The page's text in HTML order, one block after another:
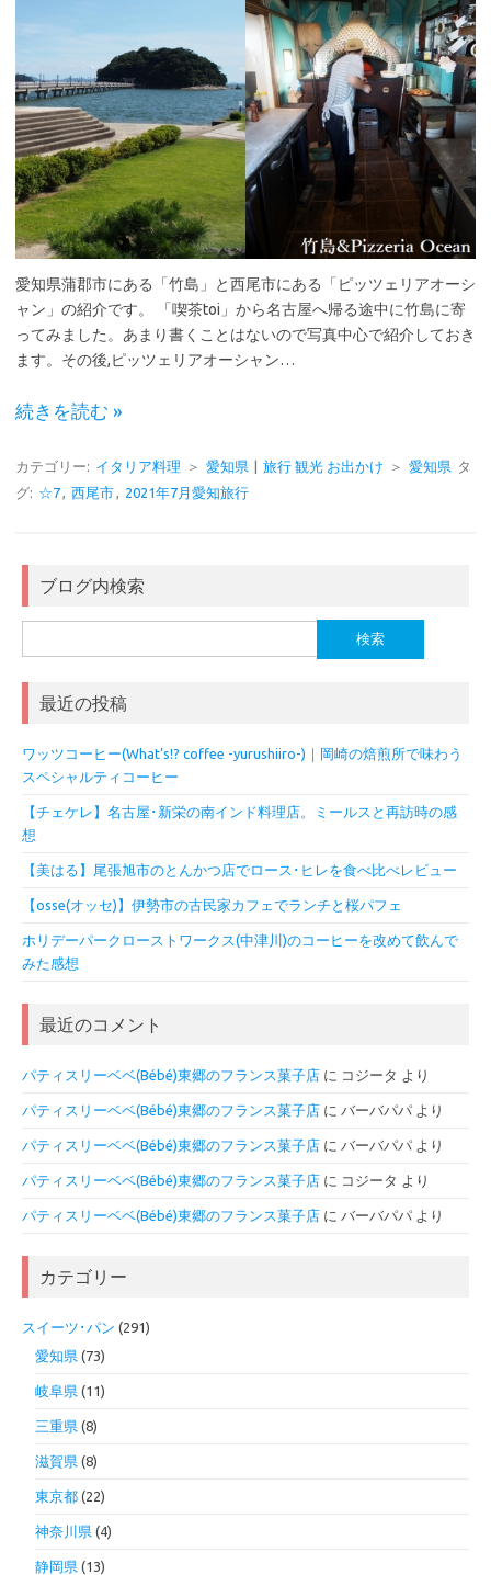
愛知県蒲郡市にある「竹島」と西尾市にある「ピッツェリアオーシ
ャン」の紹介です。 「喫茶toi」から名古屋へ帰る途中に竹島に寄
ってみました。あまり書くことはないので写真中心で紹介しておき
ます。その後,ピッツェリアオーシャン…
続きを読む »
カテゴリー: イタリア料理 ＞ 愛知県 旅行 観光 お出かけ ＞ 愛知県 タ
グ: ☆7, 西尾市, 2021年7月愛知旅行
ブログ内検索
索:
最近の投稿
ワッツコーヒー(What’s!? coffee -yurushiiro-)｜岡崎の焙煎所で味わう
スペシャルティコーヒー
【チェケレ】名古屋･新栄の南インド料理店。ミールスと再訪時の感
想
【美はる】尾張旭市のとんかつ店でロース･ヒレを食べ比べレビュー
【osse(オッセ)】伊勢市の古民家カフェでランチと桜パフェ
ホリデーパークローストワークス(中津川)のコーヒーを改めて飲んで
みた感想
最近のコメント
パティスリーベベ(Bébé)東郷のフランス菓子店 に コジータ より
パティスリーベベ(Bébé)東郷のフランス菓子店 に バーバパパ より
パティスリーベベ(Bébé)東郷のフランス菓子店 に バーバパパ より
パティスリーベベ(Bébé)東郷のフランス菓子店 に コジータ より
パティスリーベベ(Bébé)東郷のフランス菓子店 に バーバパパ より
カテゴリー
スイーツ･パン (291)
愛知県 (73)
岐阜県 (11)
三重県 (8)
滋賀県 (8)
東京都 (22)
神奈川県 (4)
静岡県 (13)